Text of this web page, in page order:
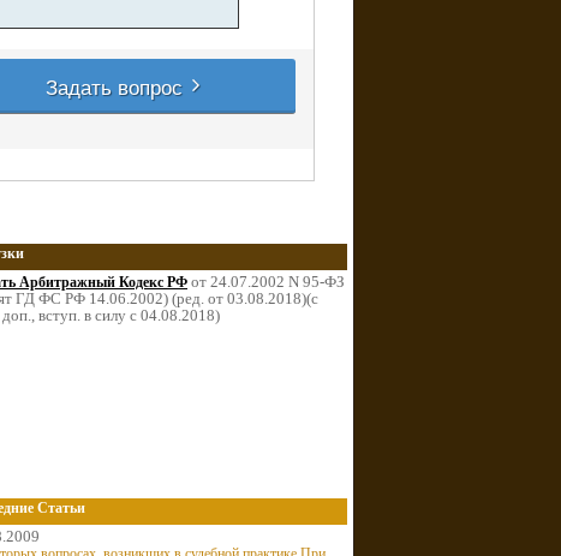
Задать вопрос
Арбитражный Кодекс РФ от 24.07.2002 N 95-ФЗ
ГД ФС РФ 14.06.2002) (ред. от 03.08.2018)(с
вступ. в силу с 04.08.2018)
Статьи